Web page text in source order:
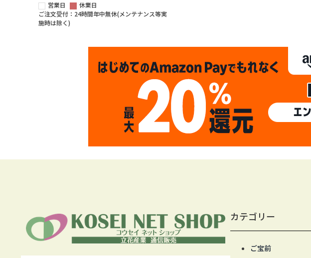
営業日
休業日
ご注文受付：24時間年中無休(メンテナンス等実
施時は除く)
カテゴリー
ご宝前